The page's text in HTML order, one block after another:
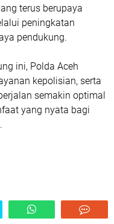
terus berupaya
peningkatan
pendukung.
ini, Polda Aceh
kepolisian, serta
semakin optimal
yang nyata bagi